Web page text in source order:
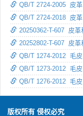
QB/T 2724-2005 皮
QB/T 2724-2018 皮
20250362-T-607 皮
20252802-T-607 皮
QB/T 1274-2012 毛
QB/T 1273-2012 毛
QB/T 1276-2012 毛
版权所有 侵权必究